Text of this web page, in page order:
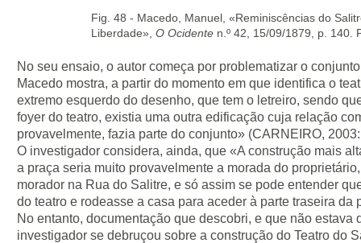
Fig. 48 - Macedo, Manuel, «Reminiscências do
Liberdade», O Ocidenten.º 42, 15/09/1879, p. 140.
No seu ensaio, o autor começa por problematizar o
Macedo mostra, a partir do momento em que identifica o
extremo esquerdo do desenho, que tem o letreiro, sendo
foyer do teatro, existia uma outra edificação cuja relação
provavelmente, fazia parte do conjunto» (CARNEIRO,
O investigador considera, ainda, que «A construção mais
a praça seria muito provavelmente a morada do
morador na Rua do Salitre, e só assim se pode entender
do teatro e rodeasse a casa para aceder à parte traseira da
No entanto, documentação que descobri, e que não estava
investigador se debruçou sobre a construção do Teatro do